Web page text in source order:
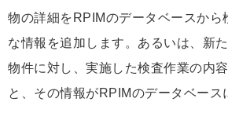
物の詳細をRPIMのデータベースから
な情報を追加します。あるいは、新
物件に対し、実施した検査作業の内
と、その情報がRPIMのデータベース